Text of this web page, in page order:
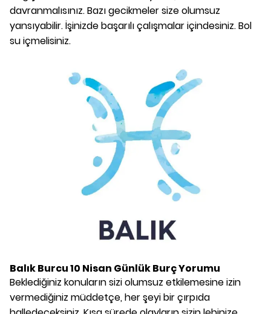
davranmalısınız. Bazı gecikmeler size olumsuz
yansıyabilir. İşinizde başarılı çalışmalar içindesiniz. Bol
su içmelisiniz.
Balık Burcu10 Nisan Günlük Burç Yorumu
Beklediğiniz konuların sizi olumsuz etkilemesine izin
vermediğiniz müddetçe, her şeyi bir çırpıda